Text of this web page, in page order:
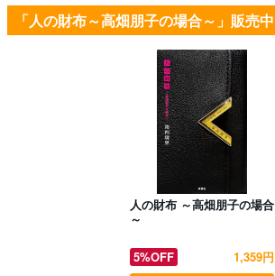
「人の財布～高畑朋子の場合～」販売中
人の財布 ～高畑朋子の場合
～
5%OFF
1,359円